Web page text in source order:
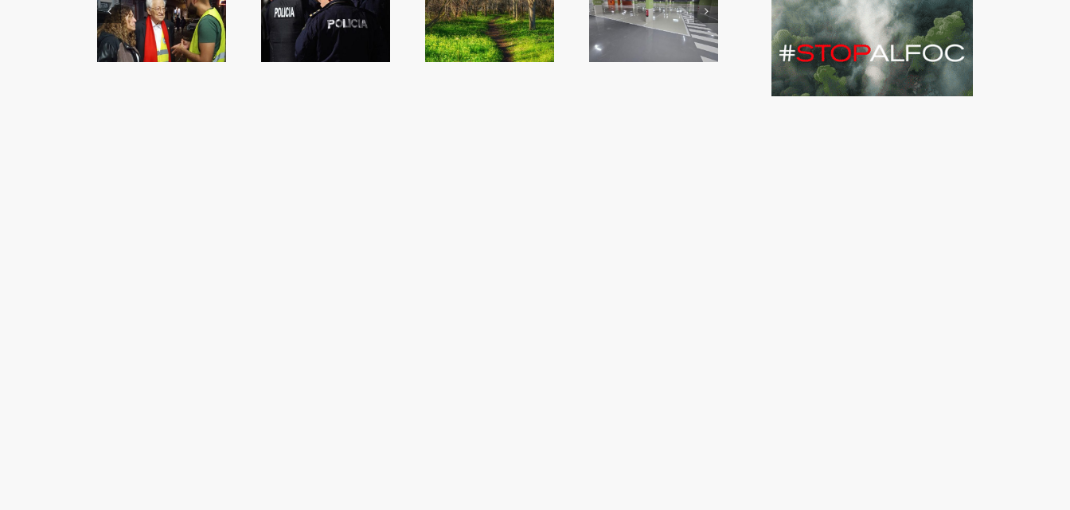
Dos policies eviten la
fugida d’un
presumpte homicida
Es multiplica la
inversió en zones
Reobri l’aparcament
del Mercat
més Algemesí:
L’alcalde convoca un
ple per a que no vaja
l’oposició